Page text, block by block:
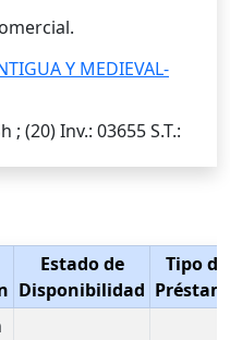
Y MEDIEVAL-
; (20)Inv.: 03655S.T.:
Estado de
Disponibilidad
Tipo de